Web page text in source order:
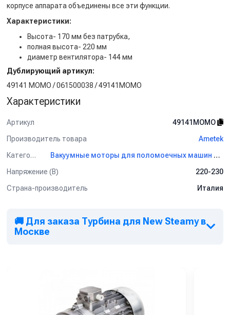
корпусе аппарата объединены все эти функции.
Характеристики:
Высота- 170 мм без патрубка,
полная высота- 220 мм
диаметр вентилятора- 144 мм
Дублирующий артикул:
49141 MOMO / 061500038 / 49141MOMO
Характеристики
Артикул
49141MOMO
Производитель товара
Ametek
Категория
Вакуумные моторы для поломоечных машин Ametek
Напряжение (В)
220-230
Страна-производитель
Италия
🚚 Для заказа Турбина для New Steamy в
Москве